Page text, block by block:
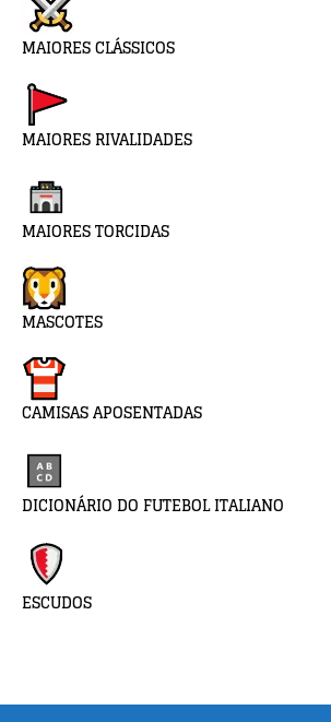
MAIORES CLÁSSICOS
MAIORES RIVALIDADES
MAIORES TORCIDAS
MASCOTES
CAMISAS APOSENTADAS
DICIONÁRIO DO FUTEBOL ITALIANO
ESCUDOS